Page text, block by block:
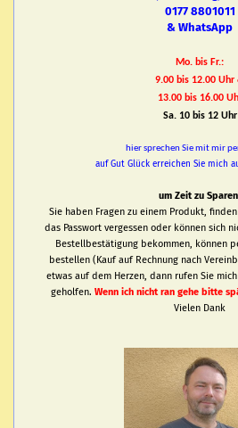
0177 8801011
& WhatsApp
Mo. bis Fr.:
9.00 bis 12.00 Uhr
13.00 bis 16.00
Sa. 10 bis 12 Uhr
hier sprechen Sie mit mir
auf Gut Glück erreichen Sie mich
um Zeit zu
Sie haben Fragen zu einem Produkt,
das Passwort vergessen oder können sich
Bestellbestätigung bekommen, können
bestellen (Kauf auf Rechnung nach
etwas auf dem Herzen, dann rufen Sie
geholfen. Wenn ich nicht ran gehe bitte
Vielen Dank